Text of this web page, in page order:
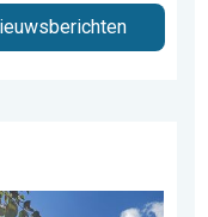
28 juli 2026
aangename